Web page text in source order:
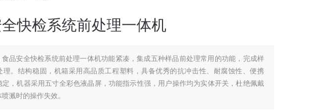
快检系统前处理一体机
食品安全快检系统前处理一体机功能紧凑，集成五种样品前处理常用的功能，完成样
理。结构稳固，机箱采用高品质工程塑料，具备优秀的抗冲击性、耐腐蚀性、便携
定，机器采用五寸全彩色液晶屏，功能指示性强，用户操作均为实体开关，杜绝佩戴
溅时的操作失效。